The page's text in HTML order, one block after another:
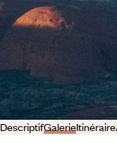
DescriptifGalerieItinéraire